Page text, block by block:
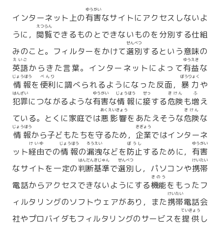
インターネット上の有害
ゆうがい
なサイトにアクセスしないよ
うに， 閲覧
えつらん
できるものとできないものを分別する仕組
みのこと。フィルターをかけて選別
せんべつ
するという意味の
英語
えいご
からきた言葉。インターネットによって有益
ゆうえき
な
情報
じょうほう
を 便利
べんり
に調べられるようになった反面， 暴力
ぼうりょく
や
犯罪
はんざい
につながるような有害
ゆうがい
な情報
じょうほう
に接
せっ
する危険
きけん
も増
ふ
え
ている。とくに家庭では悪影響
あくえいきょう
をあたえそうな危険
きけん
な
情報
じょうほう
から子どもたちを守るため， 企業
きぎょう
ではインターネ
ット経由
けいゆ
での情報
じょうほう
の漏洩
ろうえい
などを防止
ぼうし
するために， 有害
ゆうがい
なサイトを一定の判断基準
はんだんきじゅん
で選別
せんべつ
し，パソコンや携帯
けいたい
電話からアクセスできないようにする機能
きのう
をもったフ
ィルタリングのソフトウェアがあり，また携帯
けいたい
電話会
社やプロバイダもフィルタリングのサービスを提供
ていきょう
し